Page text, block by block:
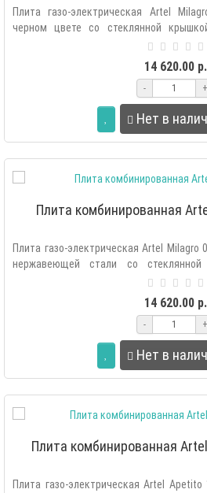
Плита газо-электрическая Artel
черном цвете со стеклянной
14 620.00 р.
- +
Нет в
Плита комбинированная
Плита газо-электрическая Artel Milagro
нержавеющей стали со стеклянной
14 620.00 р.
- +
Нет в
Плита комбинированная
Плита газо-электрическая Artel